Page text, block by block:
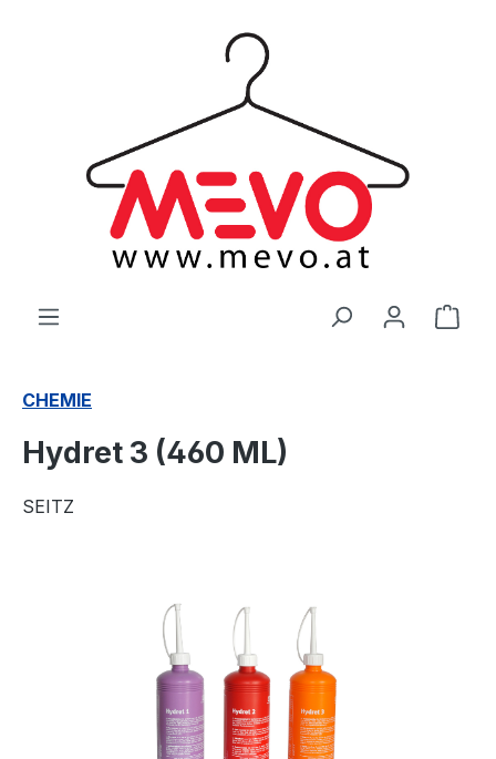
CHEMIE
Hydret 3 (460 ML)
SEITZ